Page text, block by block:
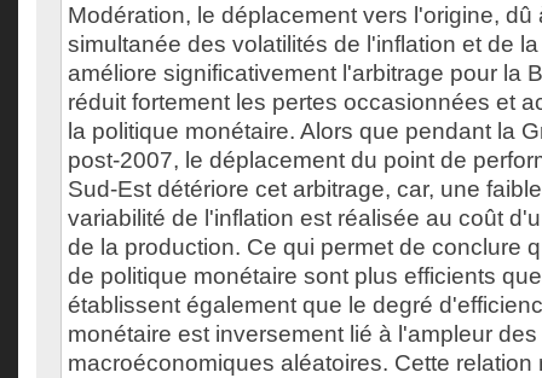
Modération, le déplacement vers l'origine, dû
simultanée des volatilités de l'inflation et de
améliore significativement l'arbitrage pour la
réduit fortement les pertes occasionnées et
la politique monétaire. Alors que pendant la
post-2007, le déplacement du point de
Sud-Est détériore cet arbitrage, car, une
variabilité de l'inflation est réalisée au coût
de la production. Ce qui permet de conclure
de politique monétaire sont plus efficients
établissent également que le degré
monétaire est inversement lié à l'ampleur
macroéconomiques aléatoires. Cette relation